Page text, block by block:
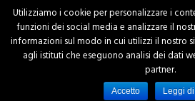
Utilizziamo i cookie per personalizzare i
funzioni dei social media e analizzare il
informazioni sul modo in cui utilizzi il nostro
agli istituti che eseguono analisi dei dati
partner.
Accetto Leggi